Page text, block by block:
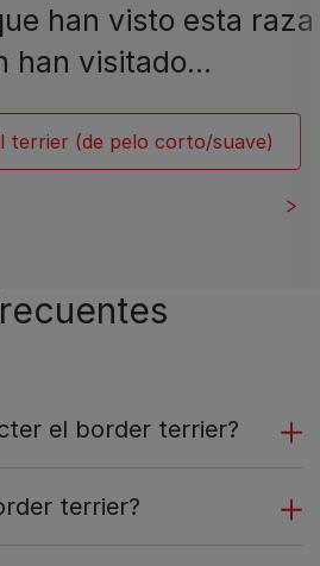
han visto esta raza
han visitado…
terrier (de pelo corto/suave)
el border terrier?
terrier?